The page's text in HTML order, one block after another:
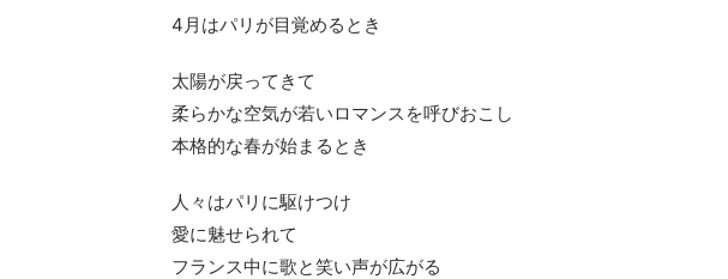
4月はパリが目覚めるとき
太陽が戻ってきて
柔らかな空気が若いロマンスを呼びおこし
本格的な春が始まるとき
人々はパリに駆けつけ
愛に魅せられて
フランス中に歌と笑い声が広がる